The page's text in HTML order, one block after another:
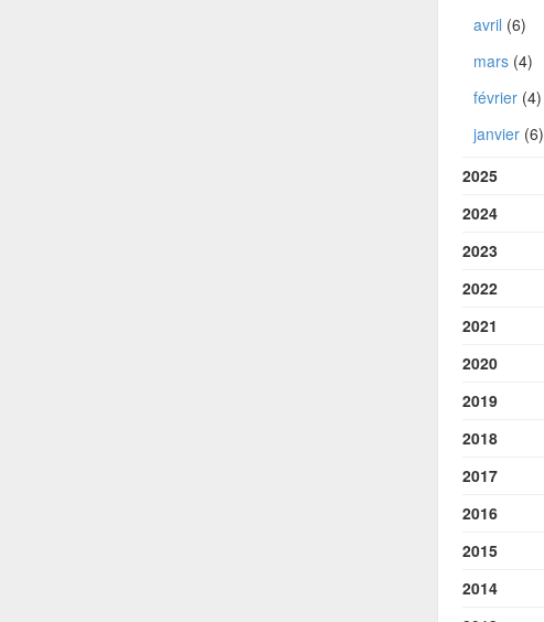
avril (6)
mars(4)
février(4)
janvier(6)
2025
2024
2023
2022
2021
2020
2019
2018
2017
2016
2015
2014